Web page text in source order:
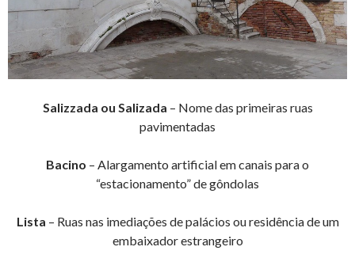
Salizzada ou Salizada – Nome das primeiras ruas
pavimentadas
Bacino – Alargamento artificial em canais para o
“estacionamento” de gôndolas
Lista – Ruas nas imediações de palácios ou residência de um
embaixador estrangeiro